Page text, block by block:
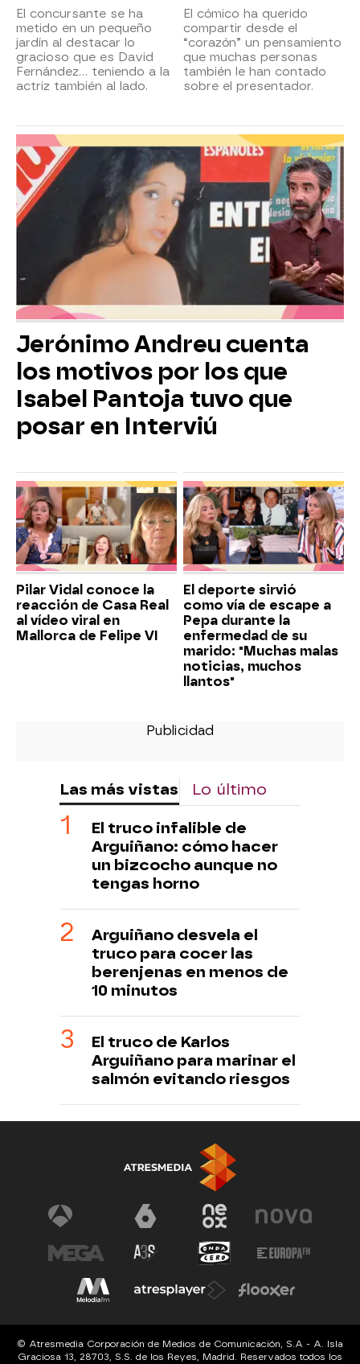
El concursante se ha
metido en un pequeño
jardín al destacar lo
gracioso que es David
Fernández… teniendo a la
actriz también al lado.
El cómico ha querido
compartir desde el
“corazón” un pensamiento
que muchas personas
también le han contado
sobre el presentador.
Jerónimo Andreu cuenta
los motivos por los que
Isabel Pantoja tuvo que
posar en Interviú
Pilar Vidal conoce la
reacción de Casa Real
al vídeo viral en
Mallorca de Felipe VI
El deporte sirvió
como vía de escape a
Pepa durante la
enfermedad de su
marido: "Muchas malas
noticias, muchos
llantos"
Las más vistas Lo último
El truco infalible de
Arguiñano: cómo hacer
un bizcocho aunque no
tengas horno
Arguiñano desvela el
truco para cocer las
berenjenas en menos de
10 minutos
El truco de Karlos
Arguiñano para marinar el
salmón evitando riesgos
© Atresmedia Corporación de Medios de Comunicación, S.A - A. Isla
Graciosa 13, 28703, S.S. de los Reyes, Madrid. Reservados todos los